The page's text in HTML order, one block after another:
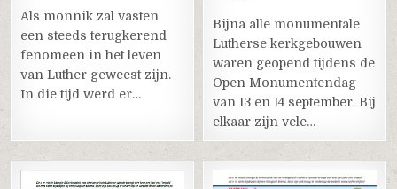
Als monnik zal vasten
een steeds terugkerend
fenomeen in het leven
van Luther geweest zijn.
In die tijd werd er…
Bijna alle monumentale
Lutherse kerkgebouwen
waren geopend tijdens de
Open Monumentendag
van 13 en 14 september. Bij
elkaar zijn vele…
0 0